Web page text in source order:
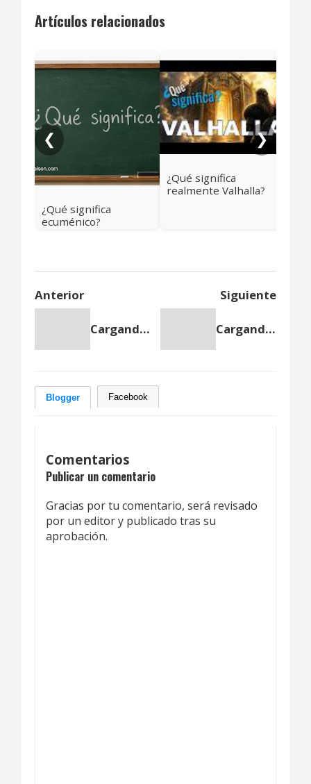
Artículos relacionados
❮
¿Qué significa
ecuménico?
¿Qué significa
realmente Valhalla?
❯
Anterior Siguiente
Cargando anterior... Cargando siguiente...
Blogger Facebook
Comentarios
Publicar un comentario
Gracias por tu comentario, será revisado
por un editor y publicado tras su
aprobación.